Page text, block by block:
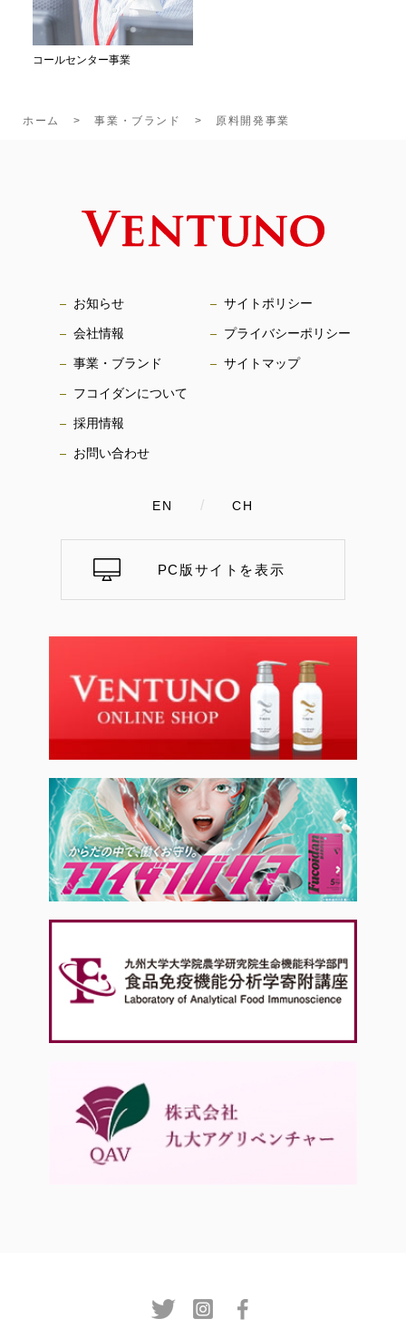
コールセンター事業
ホーム 事業・ブランド 原料開発事業
お知らせ
会社情報
事業・ブランド
フコイダンについて
採用情報
お問い合わせ
サイトポリシー
プライバシーポリシー
サイトマップ
EN / CH
PC版サイトを表示